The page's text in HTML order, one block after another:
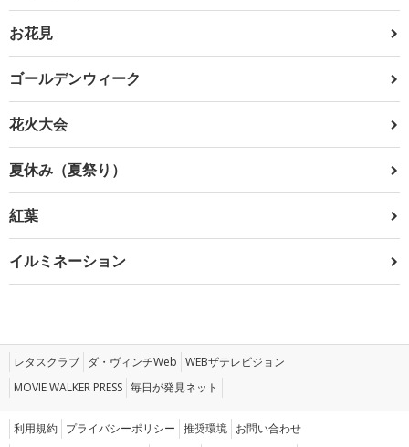
お花見
ゴールデンウィーク
花火大会
夏休み（夏祭り）
紅葉
イルミネーション
レタスクラブ ダ・ヴィンチWeb WEBザテレビジョン
MOVIE WALKER PRESS 毎日が発見ネット
利用規約 プライバシーポリシー 推奨環境 お問い合わせ